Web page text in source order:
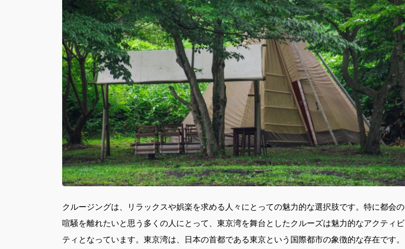
クルージングは、リラックスや娯楽を求める人々にとっての魅力的な選択肢です。 特に都会の
喧騒を離れたいと思う多くの人にとって、東京湾を舞台としたクルーズは魅力的なアクティビ
ティとなっています。東京湾は、日本の首都である東京という国際都市の象徴的な存在です。